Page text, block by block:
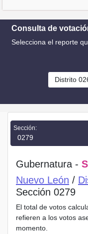
Consulta de
Selecciona el reporte
Distrito
Sección:
0279
Gubernatura -
Nuevo León /
Sección 0279
El total de votos
refieren a los votos
momento.